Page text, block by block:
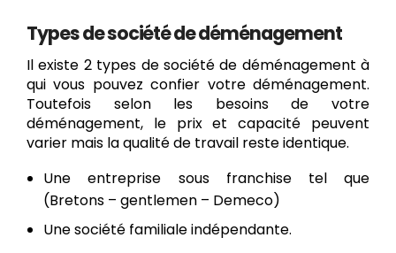
Types de société de déménagement
Il existe 2 types de société de déménagement à
qui vous pouvez confier votre déménagement.
Toutefois selon les besoins de votre
déménagement, le prix et capacité peuvent
varier mais la qualité de travail reste identique.
Une entreprise sous franchise tel que
(Bretons – gentlemen – Demeco)
Une société familiale indépendante.